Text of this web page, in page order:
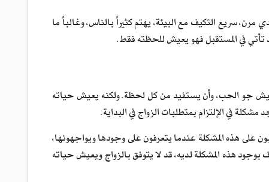
سريع التكيف مع البيئة، يهتم كثيراً بالناس، وغالباً ما
تأتي في المستقبل فهو يعيش للحظته فقط.
جو الحب، وأن يستفيد من كل لحظة. ولكنه يعيش حياته
في الإلتزام بمتطلبات الزواج في البداية.
على هذه المشكلة عندما يتعرفون على وجودها ويواجهونها،
هذه المشكلة لديه، قد لا يتوفق بالزواج ويعيش حياته